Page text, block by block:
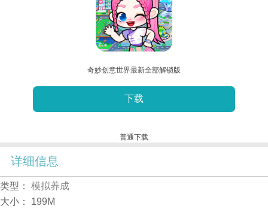
奇妙创意世界最新全部解锁版
下载
普通下载
详细信息
类型：
模拟养成
大小：
199M